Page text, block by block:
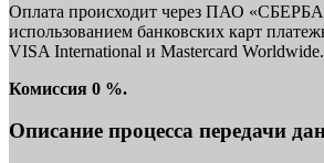
Оплата происходит через ПАО
использованием банковских карт
VISA International и Mastercard Worldwide.
Комиссия 0 %.
Описание процесса передачи